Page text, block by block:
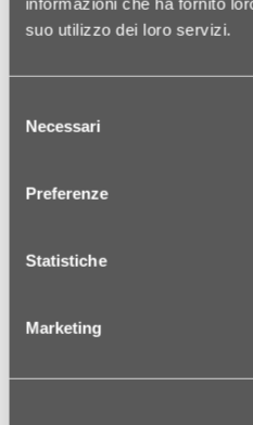
suo utilizzo dei loro servizi.
delNecessari
Preferenze
Statistiche
Marketing
SUPER ROSSO
PRO CEL
€ 8,95
CHIARO